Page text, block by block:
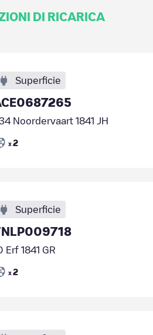
DI RICARICA
Superficie
Noordervaart 1841 JH
x 2
Superficie
Erf 1841 GR
x 2